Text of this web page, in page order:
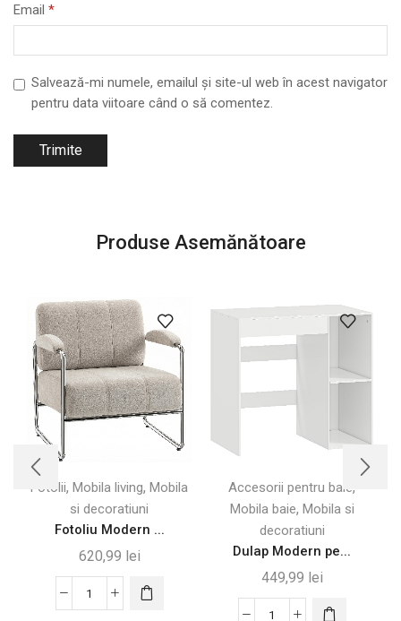
Email *
Salvează-mi numele, emailul și site-ul web în acest navigator
pentru data viitoare când o să comentez.
Produse Asemănătoare
Fotolii, Mobila living, Mobila
si decoratiuni
Fotoliu Modern ...
620,99 lei
Cantitate
Accesorii pentru baie,
Mobila baie, Mobila si
decoratiuni
Dulap Modern pe...
449,99 lei